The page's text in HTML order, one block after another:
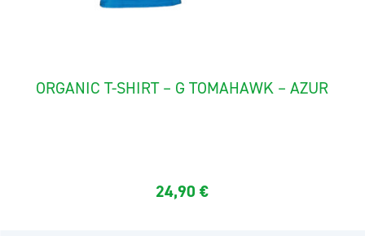
ORGANIC T-SHIRT – G TOMAHAWK – AZUR
24,90€